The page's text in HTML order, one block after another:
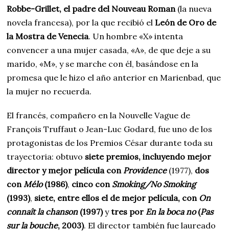
Robbe-Grillet, el padre del Nouveau Roman (la nueva
novela francesa), por la que recibió el León de Oro de
la Mostra de Venecia. Un hombre «X» intenta
convencer a una mujer casada, «A», de que deje a su
marido, «M», y se marche con él, basándose en la
promesa que le hizo el año anterior en Marienbad, que
la mujer no recuerda.
El francés, compañero en la Nouvelle Vague de
François Truffaut o Jean-Luc Godard, fue uno de los
protagonistas de los Premios César durante toda su
trayectoria: obtuvo siete premios, incluyendo mejor
director y mejor película con Providence (1977), dos
con Mélo(1986), cinco con Smoking/No Smoking
(1993), siete, entre ellos el de mejor película, con On
connaît la chanson(1997)ytres por En la boca no(Pas
sur la bouche, 2003). El director también fue laureado